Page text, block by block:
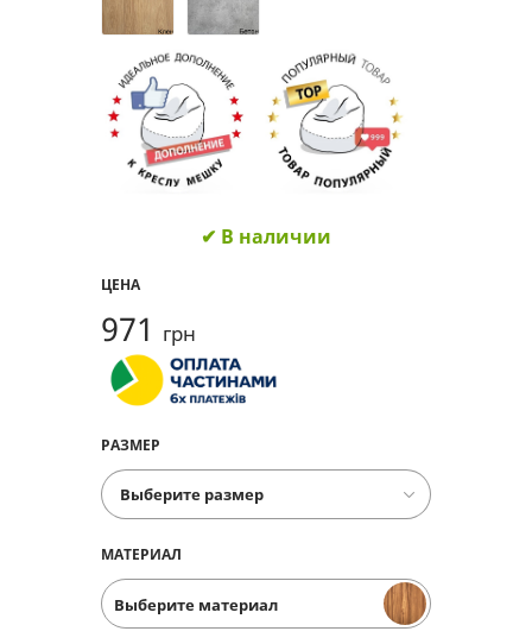
✔ В наличии
ЦЕНА
971 грн
РАЗМЕР
МАТЕРИАЛ
Выберите материал